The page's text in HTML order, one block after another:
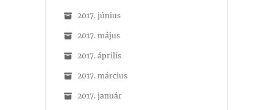
2017. június
2017. május
2017. április
2017. március
2017. január